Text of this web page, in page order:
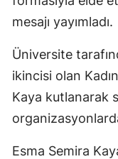
mesajı yayımladı.
Üniversite
ikincisi olan
Kaya kutlanarak
Esma Semira